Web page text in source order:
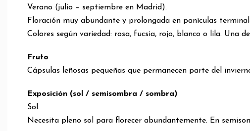
Verano (julio – septiembre en Madrid).
Floración muy abundante y prolongada en panículas
Colores según variedad: rosa, fucsia, rojo, blanco o lila. Una
Fruto
Cápsulas leñosas pequeñas que permanecen parte del
Exposición (sol / semisombra / sombra)
Sol.
Necesita pleno sol para florecer abundantemente. En